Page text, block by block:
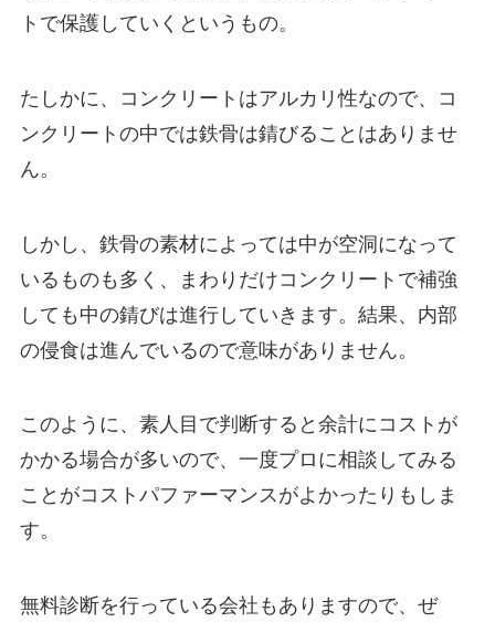
トで保護していくというもの。
たしかに、コンクリートはアルカリ性なので、コ
ンクリートの中では鉄骨は錆びることはありませ
ん。
しかし、鉄骨の素材によっては中が空洞になって
いるものも多く、まわりだけコンクリートで補強
しても中の錆びは進行していきます。結果、内部
の侵食は進んでいるので意味がありません。
このように、素人目で判断すると余計にコストが
かかる場合が多いので、一度プロに相談してみる
ことがコストパファーマンスがよかったりもしま
す。
無料診断を行っている会社もありますので、ぜ